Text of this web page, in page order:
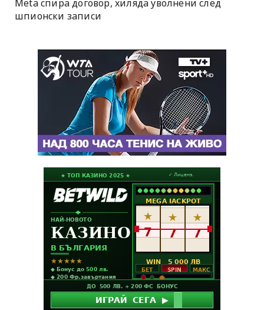
Meta спира договор, хиляда уволнени след
шпионски записи